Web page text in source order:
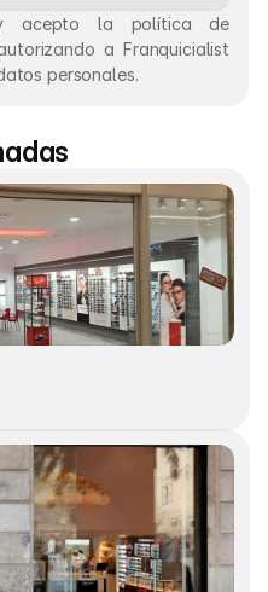
acepto la política de
a Franquicialist
personales.